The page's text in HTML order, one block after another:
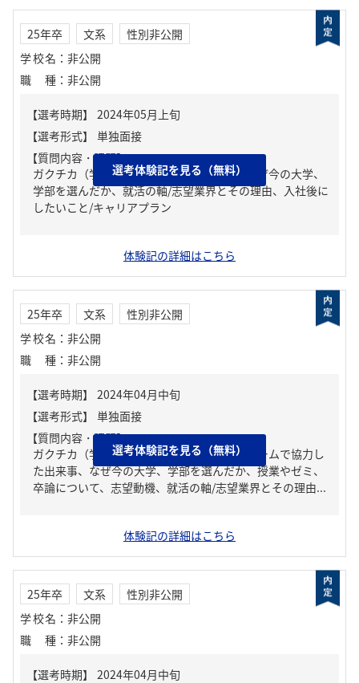
25年卒 文系
性別非公開
学校名 ： 非公開
職種 ： 非公開
【質問内容・課題】
ガクチカ（学生時代に力を入れたこと）、なぜ今の大学、
学部を選んだか、就活の軸/志望業界とその理由、入社後に
したいこと/キャリアプラン
選考体験記を見る（無料）
体験記の詳細はこちら
25年卒 文系
性別非公開
学校名 ： 非公開
職種 ： 非公開
【質問内容・課題】
ガクチカ（学生時代に力を入れたこと）、チームで協力し
た出来事、なぜ今の大学、学部を選んだか、授業やゼミ、
卒論について、志望動機、就活の軸/志望業界とその理由...
選考体験記を見る（無料）
体験記の詳細はこちら
25年卒 文系
性別非公開
学校名 ： 非公開
職種 ： 非公開